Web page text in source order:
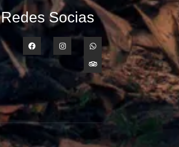
Redes Socias